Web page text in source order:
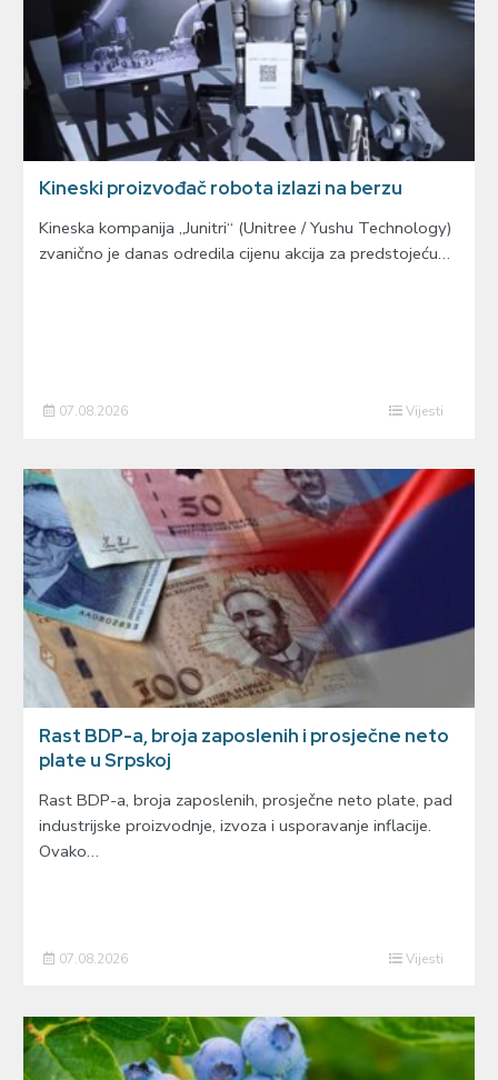
Kineski proizvođač robota izlazi na berzu
Kineska kompanija „Junitri“ (Unitree / Yushu Technology)
zvanično je danas odredila cijenu akcija za predstojeću…
07.08.2026 Vijesti
Rast BDP-a, broja zaposlenih i prosječne neto
plate u Srpskoj
Rast BDP-a, broja zaposlenih, prosječne neto plate, pad
industrijske proizvodnje, izvoza i usporavanje inflacije.
Ovako…
07.08.2026 Vijesti